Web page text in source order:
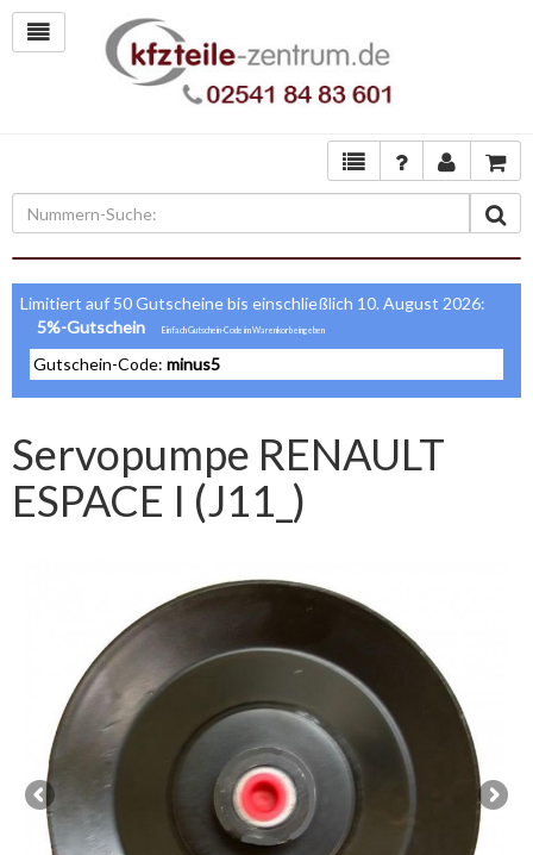
Limitiert auf 50 Gutscheine bis einschließlich 10. August 2026:
5%-Gutschein
Gutschein-Code: minus5
Servopumpe RENAULT
ESPACE I (J11_)